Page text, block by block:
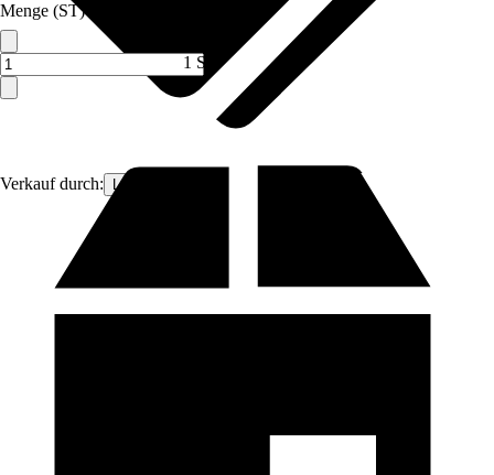
Verkauf durch: Lefeld
Menge (ST)
1 ST